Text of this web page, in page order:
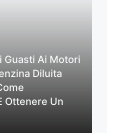
Guasti Ai Motori
Diluita
Ottenere Un